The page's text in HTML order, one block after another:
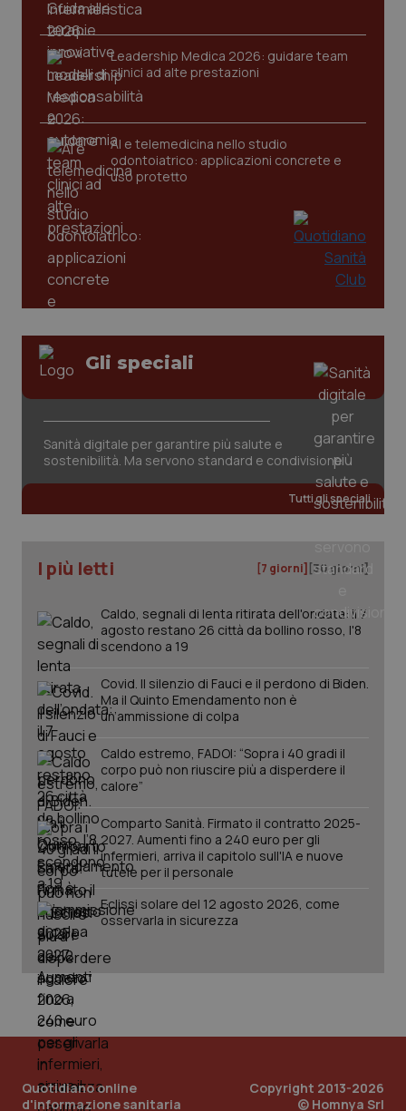
Leadership Medica 2026: guidare team
clinici ad alte prestazioni
AI e telemedicina nello studio
odontoiatrico: applicazioni concrete e
uso protetto
Gli speciali
Sanità digitale per garantire più salute e
sostenibilità. Ma servono standard e condivisione
Tutti gli speciali
I più letti [7 giorni] [30 giorni]
Caldo, segnali di lenta ritirata dell'ondata: il 7
agosto restano 26 città da bollino rosso, l'8
scendono a 19
Covid. Il silenzio di Fauci e il perdono di Biden.
Ma il Quinto Emendamento non è
un’ammissione di colpa
Caldo estremo, FADOI: “Sopra i 40 gradi il
corpo può non riuscire più a disperdere il
calore”
Comparto Sanità. Firmato il contratto 2025-
2027. Aumenti fino a 240 euro per gli
infermieri, arriva il capitolo sull'IA e nuove
tutele per il personale
Eclissi solare del 12 agosto 2026, come
osservarla in sicurezza
Quotidiano online
d'informazione sanitaria
Copyright 2013-2026
© Homnya Srl
CookieScriptConsent
www.quotidianosanita.it
tracking-enable
session-id
_ga
Google LLC
.quotidianosanita.it
PHPSESSID
PHP.net